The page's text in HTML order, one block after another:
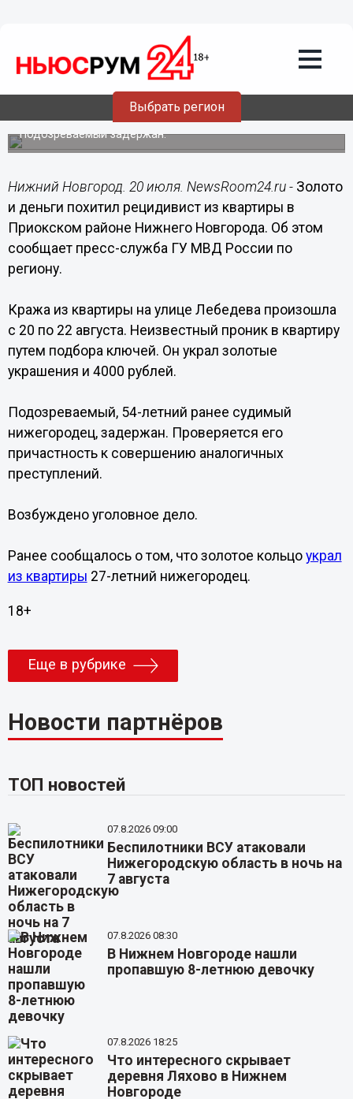
Выбрать регион
20.07.201718:19
Золото и деньги похитил рецидивист
из квартиры в Приокском районе
Подозреваемый задержан.
Нижний Новгород. 20 июля. NewsRoom24.ru - Золото
и деньги похитил рецидивист из квартиры в
Приокском районе Нижнего Новгорода. Об этом
сообщает пресс-служба ГУ МВД России по
региону.
Кража из квартиры на улице Лебедева произошла
с 20 по 22 августа. Неизвестный проник в квартиру
путем подбора ключей. Он украл золотые
украшения и 4000 рублей.
Подозреваемый, 54-летний ранее судимый
нижегородец, задержан. Проверяется его
причастность к совершению аналогичных
преступлений.
Возбуждено уголовное дело.
Ранее сообщалось о том, что золотое кольцо украл
из квартиры 27-летний нижегородец.
18+
Еще в рубрике
Новости партнёров
ТОП новостей
07.8.2026 09:00
Беспилотники ВСУ атаковали
Нижегородскую область в ночь на
7 августа
07.8.2026 08:30
В Нижнем Новгороде нашли
пропавшую 8-летнюю девочку
07.8.2026 18:25
Что интересного скрывает
деревня Ляхово в Нижнем
Новгороде